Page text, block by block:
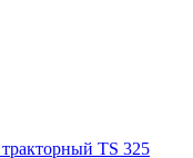
TS 325